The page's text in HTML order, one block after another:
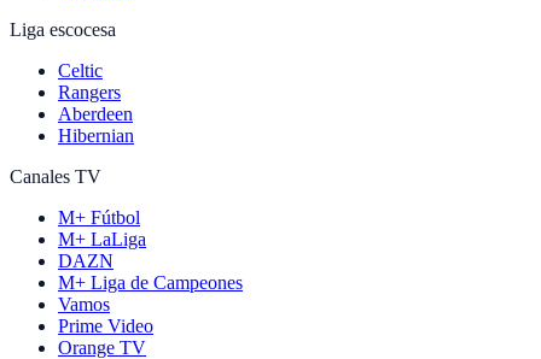
Liga escocesa
Celtic
Rangers
Aberdeen
Hibernian
Canales TV
M+ Fútbol
M+ LaLiga
DAZN
M+ Liga de Campeones
Vamos
Prime Video
Orange TV